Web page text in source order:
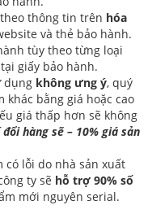
thông tin trên hóa
và thẻ bảo hành.
tùy theo từng loại
giấy bảo hành.
dụng không ưng ý, quý
khác bằng giá hoặc cao
giá thấp hơn sẽ không
hàng sẽ – 10% giá sản
có lỗi do nhà sản xuất
ty sẽ hỗ trợ 90% số
mới nguyên serial.